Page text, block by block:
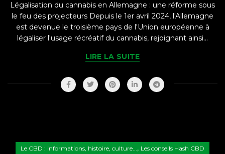
Légalisation du cannabis en Allemagne : une réforme sous
le feu des projecteurs Depuis le 1er avril 2024, l'Allemagne
est devenue le troisième pays de l'Union européenne à
légaliser l'usage récréatif du cannabis, rejoignant ainsi...
LIRE LA SUITE
Le CBD : informations, histoire, culture..., Les conseils Hash CBD